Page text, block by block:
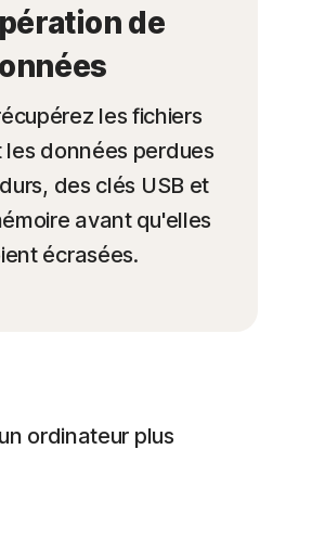
de
les fichiers
les données perdues
des clés USB et
avant qu'elles
écrasées.
ordinateur plus